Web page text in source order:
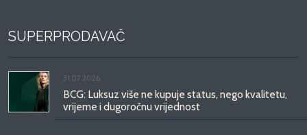
SUPERPRODAVAČ
31.07.2026.
BCG: Luksuz više ne kupuje status, nego kvalitetu,
vrijeme i dugoročnu vrijednost